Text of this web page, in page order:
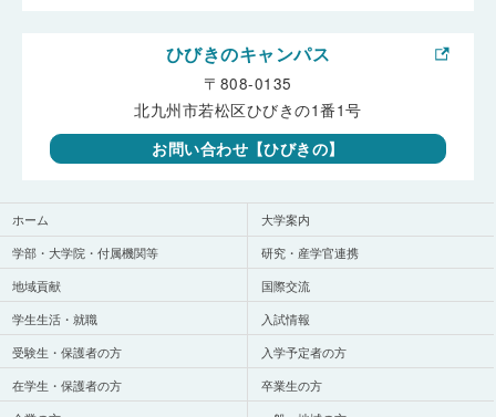
ホーム
大学案内
学部・大学院・付属機関等
研究・産学官連携
地域貢献
国際交流
学生生活・就職
入試情報
受験生・保護者の方
入学予定者の方
在学生・保護者の方
卒業生の方
ひびきのキャンパス
〒808-0135
北九州市若松区ひびきの1番1号
お問い合わせ【ひびきの】